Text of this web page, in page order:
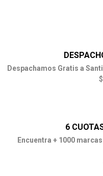
Despachamos Gratis a
6
Encuentra + 1000